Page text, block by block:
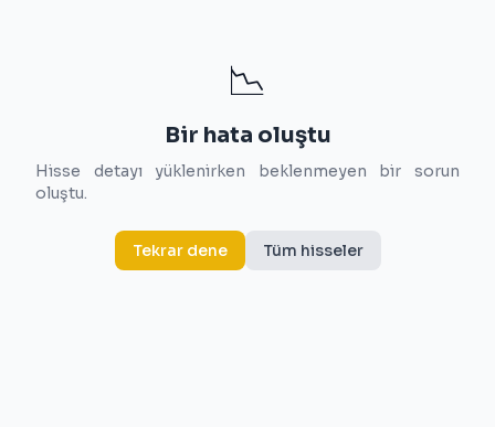
📉
Bir hata oluştu
Hisse detayı yüklenirken beklenmeyen bir sorun
oluştu.
Tekrar dene Tüm hisseler